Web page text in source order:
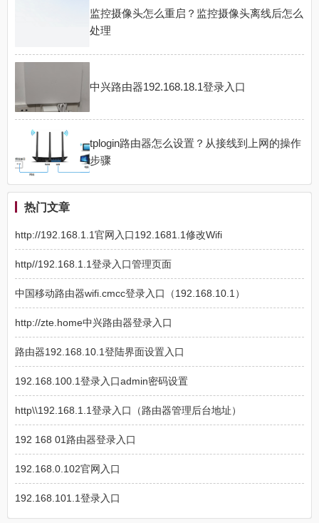
监控摄像头怎么重启？监控摄像头离线后怎么
处理
中兴路由器192.168.18.1登录入口
tplogin路由器怎么设置？从接线到上网的操作
步骤
热门文章
http://192.168.1.1官网入口192.1681.1修改Wifi
http//192.168.1.1登录入口管理页面
中国移动路由器wifi.cmcc登录入口（192.168.10.1）
http://zte.home中兴路由器登录入口
路由器192.168.10.1登陆界面设置入口
192.168.100.1登录入口admin密码设置
http\\192.168.1.1登录入口（路由器管理后台地址）
192 168 01路由器登录入口
192.168.0.102官网入口
192.168.101.1登录入口